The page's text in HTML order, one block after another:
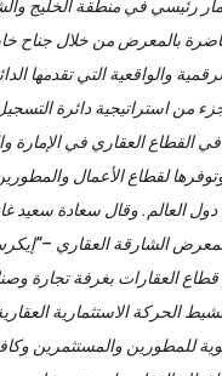
رئيسي في منطقة الخليج
بالمعرض من خلال جناح
والواقعية التي تقدمها
من استراتيجية دائرة التسجيل
في القطاع العقاري في الإمارة
وتوفرها لقطاع الأعمال
العالم. وقال سعادة سعيد
الشارقة العقاري
العقارات بغرفة تجارة
الحركة الاستثمارية
للمطورين والمستثمرين